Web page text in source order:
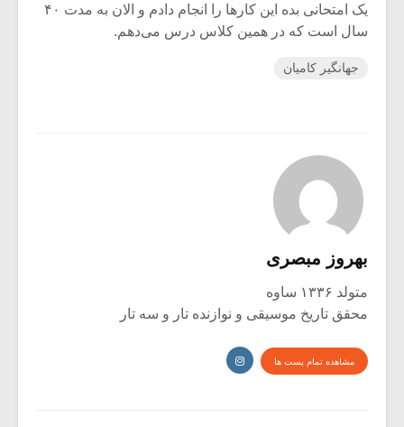
یک امتحانی بده این کارها را انجام دادم و الان به مدت ۴۰
سال است که در همین کلاس درس می‌دهم.
جهانگیر کامیان
بهروز مبصری
متولد ۱۳۳۶ ساوه
محقق تاریخ موسیقی و نوازنده تار و سه تار
مشاهده تمام پست ها